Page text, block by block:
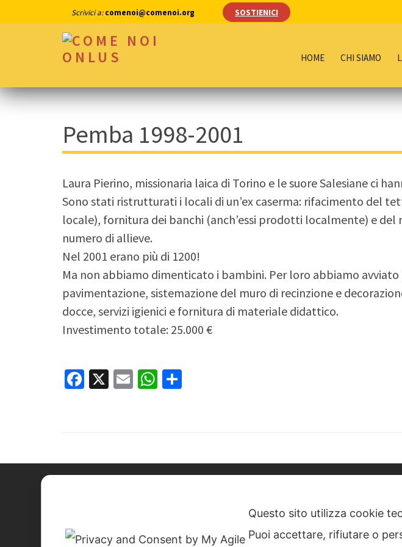
to
Scrivici a:comenoi@comenoi.org SOSTIENICI
HOME CHI SIAMO
Pemba 1998-2001
Laura Pierino, missionaria laica di Torino e le suore Salesiane ci
Sono stati ristrutturati i locali di un’ex caserma: rifacimento del
locale), fornitura dei banchi (anch’essi prodotti localmente) e
numero di allieve.
Nel 2001 erano più di 1200!
Ma non abbiamo dimenticato i bambini. Per loro abbiamo
pavimentazione, sistemazione del muro di recinzione e
docce, servizi igienici e fornitura di materiale didattico.
Investimento totale: 25.000 €
Facebook
X EmailWhatsApp
COME NOI OdV-
Mail:
Questo sito utilizza cookie
Puoi accettare, rifiutare o